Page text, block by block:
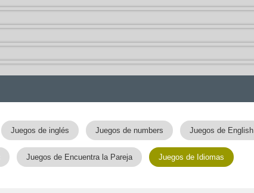
Juegos de inglés Juegos de numbers Juegos de English
Juegos de Encuentra la Pareja Juegos de Idiomas